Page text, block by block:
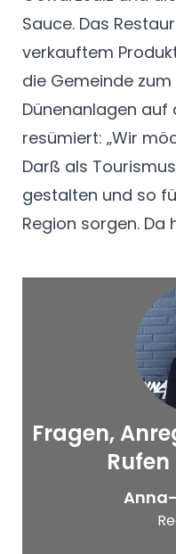
Sauce. Das
verkauftem
die Gemeinde
Dünenanlagen auf
resümiert: „Wir
Darß als
gestalten und so
Region sorgen. Da
©
Fragen,